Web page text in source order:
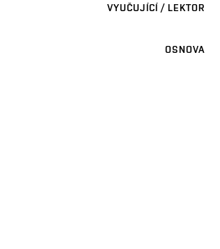
VYUČUJÍCÍ / LEKTOR
OSNOVA